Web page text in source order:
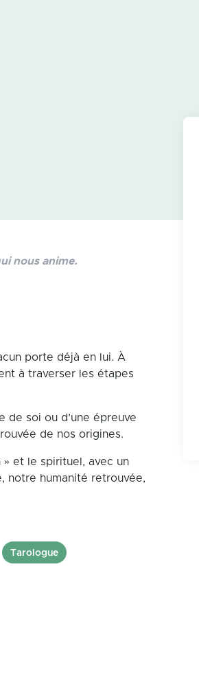
nous anime.
porte déjà en lui. À
à traverser les étapes
de soi ou d’une épreuve
de nos origines.
» et le spirituel, avec un
notre humanité retrouvée,
Tarologue